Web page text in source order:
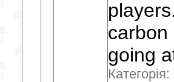
carbon
going
Категорія: